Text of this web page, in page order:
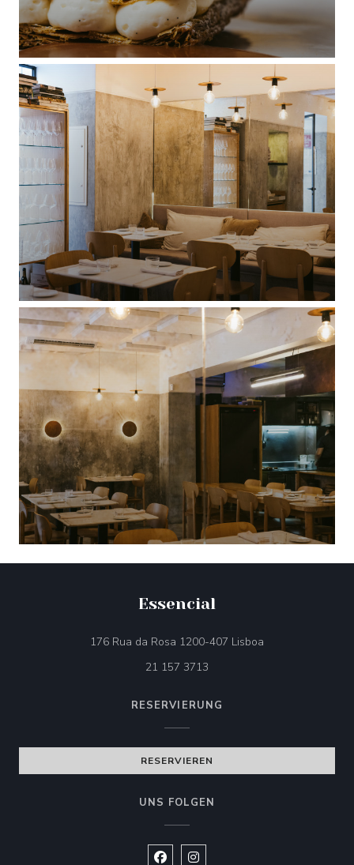
Essencial
176 Rua da Rosa 1200-407 Lisboa
21 157 3713
RESERVIERUNG
RESERVIEREN
UNS FOLGEN